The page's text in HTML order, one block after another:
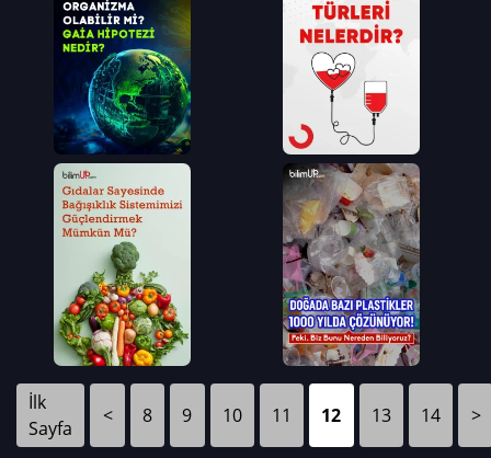
İlk
Sayfa
< 8 9 10 11 12 13 14 >